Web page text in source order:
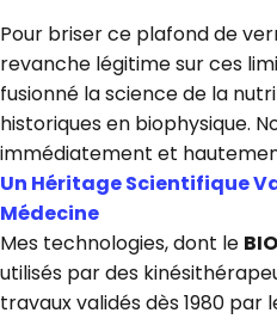
Pour briser ce plafond de
revanche légitime sur ces
fusionné la science de la
historiques en biophysique.
immédiatement et
Un Héritage Scientifique
Médecine
Mes technologies, dont le
utilisés par des
travaux validés dès 1980 par